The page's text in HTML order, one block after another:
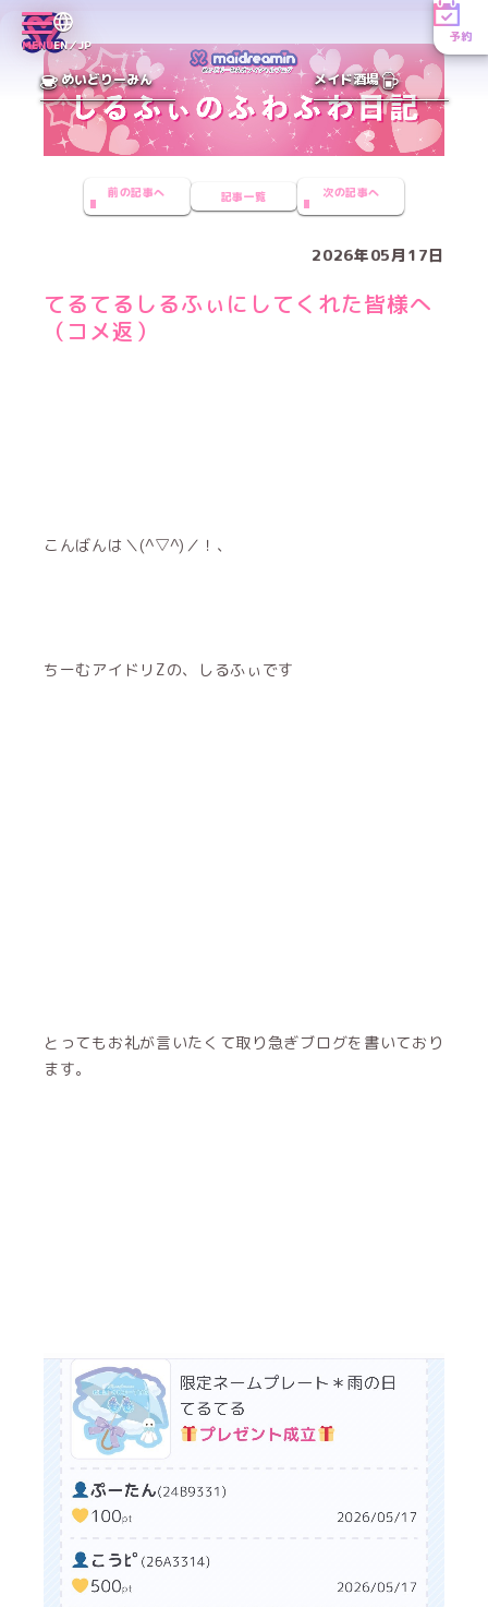
MENUEN／JP
予約
めいどりーみん メイド酒場
前の記事へ 記事一覧 次の記事へ
2026年05月17日
てるてるしるふぃにしてくれた皆様へ
（コメ返）
こんばんは＼(^▽^)／！、
ちーむアイドリZの、しるふぃです
とってもお礼が言いたくて取り急ぎブログを書いており
ます。